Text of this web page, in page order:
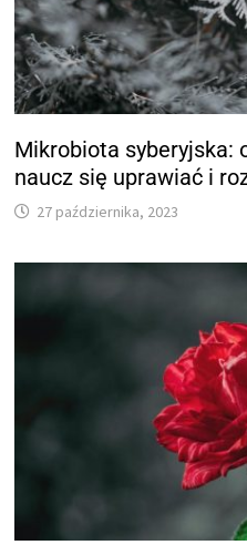
Mikrobiota syberyjska:
naucz się uprawiać i
27 października, 2023